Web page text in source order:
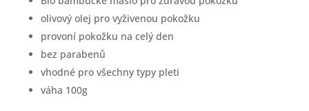
olivový olej pro vyživenou pokožku
provoní pokožku na celý den
bez parabenů
vhodné pro všechny typy pleti
váha 100g